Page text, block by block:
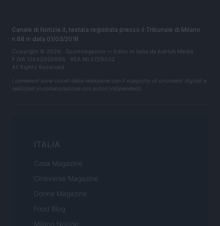
Canale di Notizie.it, testata registrata presso il Tribunale di Milano
n.68 in data 01/03/2018
Copyright © 2026 · Sportmagazine — Edito in Italia da AdHub Media
P.IVA 13542920965 · REA MI 2729933
All Rights Reserved
I contenuti sono curati dalla redazione con il supporto di strumenti digitali e
realizzati in collaborazione con autori indipendenti.
ITALIA
Casa Magazine
Cineverse Magazine
Donne Magazine
Food Blog
Milano Notizie